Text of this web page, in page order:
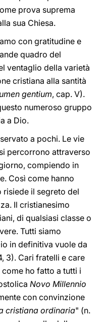
prova suprema
sua Chiesa.
con gratitudine e
quadro del
ventaglio della varietà
cristiana alla santità
gentium, cap. V).
numeroso gruppo
a Dio.
a pochi. Le vie
percorrono attraverso
compiendo in
Così come hanno
risiede il segreto del
Il cristianesimo
di qualsiasi classe o
Tutti siamo
in definitiva vuole da
3). Cari fratelli e care
ho fatto a tutti i
Novo Millennio
con convinzione
cristiana ordinaria" (n.